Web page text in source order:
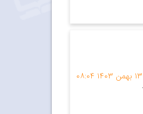
۱۳ بهمن ۱۴۰۳ ۰۸:۰۴